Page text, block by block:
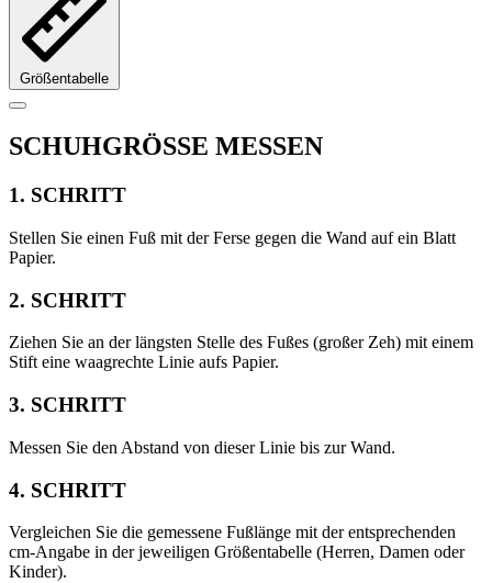
Größentabelle
SCHUHGRÖSSE MESSEN
1. SCHRITT
Stellen Sie einen Fuß mit der Ferse gegen die Wand auf ein Blatt
Papier.
2. SCHRITT
Ziehen Sie an der längsten Stelle des Fußes (großer Zeh) mit einem
Stift eine waagrechte Linie aufs Papier.
3. SCHRITT
Messen Sie den Abstand von dieser Linie bis zur Wand.
4. SCHRITT
Vergleichen Sie die gemessene Fußlänge mit der entsprechenden
cm-Angabe in der jeweiligen Größentabelle (Herren, Damen oder
Kinder).